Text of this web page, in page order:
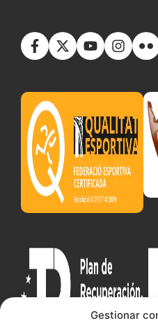
Gestionar